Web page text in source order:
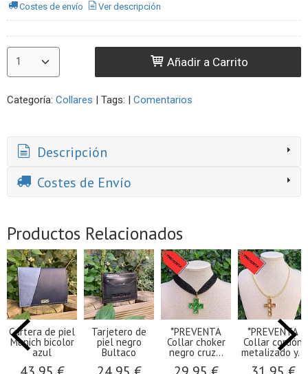
Costes de envío Ver descripción
Añadir a Carrito
Categoría: Collares | Tags: | Comentarios
Descripción
Costes de Envío
Productos Relacionados
Cartera de piel
Munich bicolor
azul
Tarjetero de
piel negro
Bultaco
*PREVENTA
Collar choker
negro cruz...
*PREVENTA
Collar cordón
metalizado y...